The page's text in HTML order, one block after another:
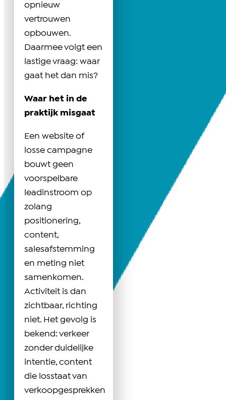
opnieuw
vertrouwen
opbouwen.
Daarmee volgt een
lastige vraag: waar
gaat het dan mis?
Waar het in de
praktijk misgaat
Een website of
losse campagne
bouwt geen
voorspelbare
leadinstroom op
zolang
positionering,
content,
salesafstemming
en meting niet
samenkomen.
Activiteit is dan
zichtbaar, richting
niet. Het gevolg is
bekend: verkeer
zonder duidelijke
intentie, content
die losstaat van
verkoopgesprekken